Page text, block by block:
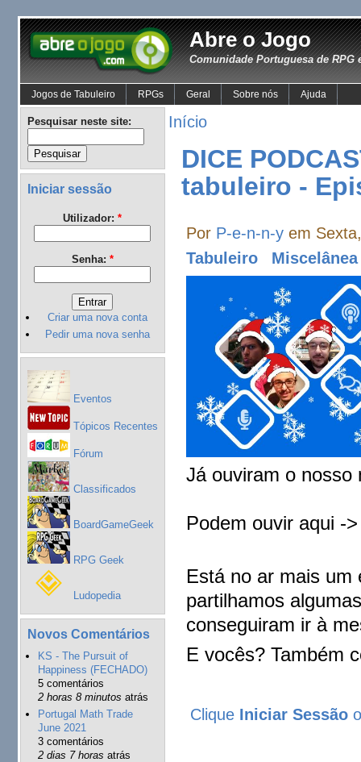
Abre o Jogo
Comunidade Portuguesa de RPG
Jogos de Tabuleiro RPGs Geral Sobre nós Ajuda
Pesquisar neste site:
Iniciar sessão
Utilizador: *
Senha: *
Criar uma nova conta
Pedir uma nova senha
Eventos
Tópicos Recentes
Fórum
Classificados
BoardGameGeek
RPG Geek
Ludopedia
Novos Comentários
KS - The Pursuit of
Happiness (FECHADO)
5 comentários
2 horas 8 minutos atrás
Portugal Math Trade
June 2021
3 comentários
2 dias 7 horas atrás
Início
DICE
tabuleiro -
Por P-e-n-n-y em
Tabuleiro
Miscelânea
Já ouviram o nosso
Podem ouvir aqui -
Está no ar mais um
partilhamos
conseguiram ir à
E vocês? Também
Clique Iniciar Sessão